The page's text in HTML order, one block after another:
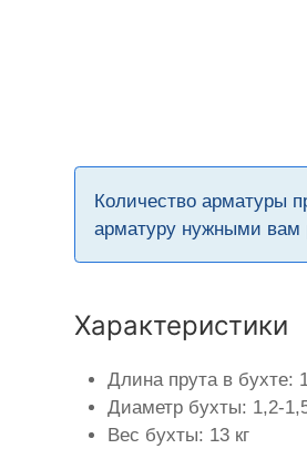
Количество арматуры
арматуру нужными вам
Характеристики
Длина прута в бухте:
Диаметр бухты: 1,2-
Вес бухты: 13 кг